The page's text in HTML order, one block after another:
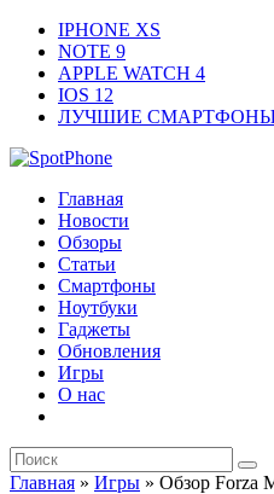
IPHONE XS
NOTE 9
APPLE WATCH 4
IOS 12
ЛУЧШИЕ
Главная
Новости
Обзоры
Статьи
Смартфоны
Ноутбуки
Гаджеты
Обновления
Игры
О нас
Главная » Игры » Обзор Forza